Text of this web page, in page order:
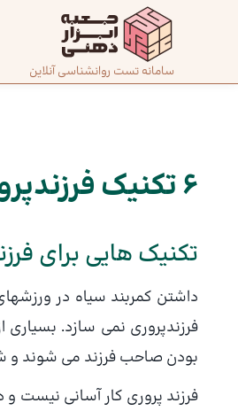
سامانه تست روانشناسی آنلاین
صفحه
ما
با ما
دسته‌بندی
تست‌ها
6 تکنیک فرزندپروری مثبت
تکنیک هایی برای
داشتن کمربند سیاه در
فرزندپروری نمی‌ سازد.
بودن صاحب فرزند می شوند و
فرزند پروری کار آسانی
پیمایش